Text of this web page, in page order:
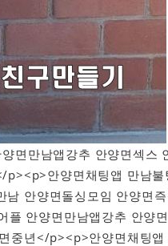
면만남앱강추 안양면섹스
p><p>안양면채팅앱 만남불
남 안양면돌싱모임 안양면
플 안양면만남앱강추 안양
중년</p><p>안양면채팅앱